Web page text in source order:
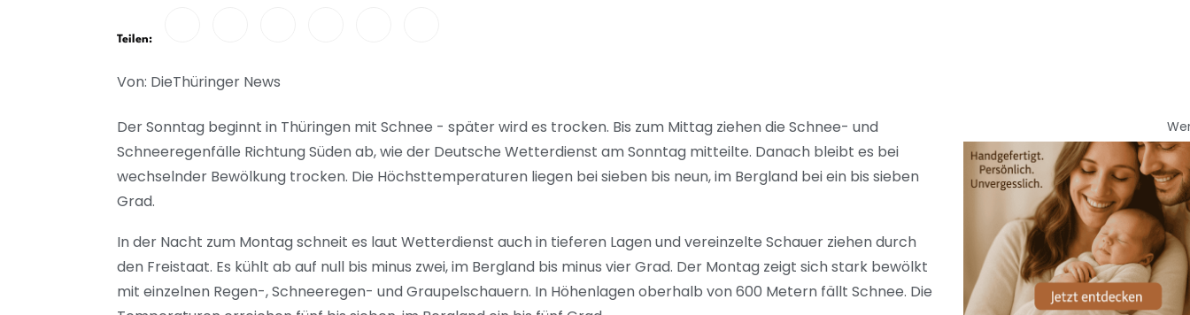
Teilen:
Von: DieThüringer News
Der Sonntag beginnt in Thüringen mit Schnee - später wird es trocken. Bis zum Mittag ziehen die Schnee- und
Schneeregenfälle Richtung Süden ab, wie der Deutsche Wetterdienst am Sonntag mitteilte. Danach bleibt es bei
wechselnder Bewölkung trocken. Die Höchsttemperaturen liegen bei sieben bis neun, im Bergland bei ein bis sieben
Grad.
In der Nacht zum Montag schneit es laut Wetterdienst auch in tieferen Lagen und vereinzelte Schauer ziehen durch
den Freistaat. Es kühlt ab auf null bis minus zwei, im Bergland bis minus vier Grad. Der Montag zeigt sich stark bewölkt
mit einzelnen Regen-, Schneeregen- und Graupelschauern. In Höhenlagen oberhalb von 600 Metern fällt Schnee. Die